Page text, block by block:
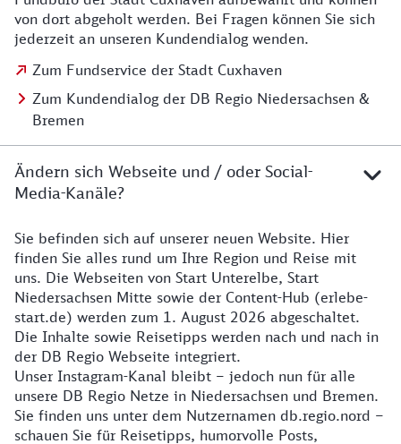
von dort abgeholt werden. Bei Fragen können Sie sich
jederzeit an unseren Kundendialog wenden.
Zum Fundservice der Stadt Cuxhaven
Zum Kundendialog der DB Regio Niedersachsen &
Bremen
Ändern sich Webseite und / oder Social-
Media-Kanäle?
Details zur Website
Sie befinden sich auf unserer neuen Website. Hier
finden Sie alles rund um Ihre Region und Reise mit
uns. Die Webseiten von Start Unterelbe, Start
Niedersachsen Mitte sowie der Content-Hub (erlebe-
start.de) werden zum 1. August 2026 abgeschaltet.
Die Inhalte sowie Reisetipps werden nach und nach in
der DB Regio Webseite integriert.
Unser Instagram-Kanal bleibt – jedoch nun für alle
unsere DB Regio Netze in Niedersachsen und Bremen.
Sie finden uns unter dem Nutzernamen db.regio.nord –
schauen Sie für Reisetipps, humorvolle Posts,